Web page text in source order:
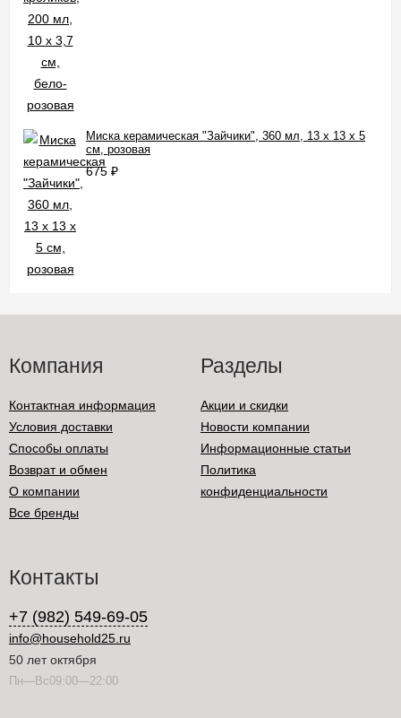
Миска керамическая "Зайчики", 360 мл, 13 x 13 x 5
cм, розовая
675 ₽
Компания
Контактная информация
Условия доставки
Способы оплаты
Возврат и обмен
О компании
Все бренды
Разделы
Акции и скидки
Новости компании
Информационные статьи
Политика
конфиденциальности
Контакты
+7 (982) 549-69-05
info@household25.ru
50 лет октября
Пн—Вс09:00—22:00